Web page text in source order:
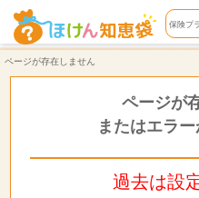
ページが存在しません | ほけん知恵袋
保険プ
ページが存在しません
ページが
またはエラ
過去は設